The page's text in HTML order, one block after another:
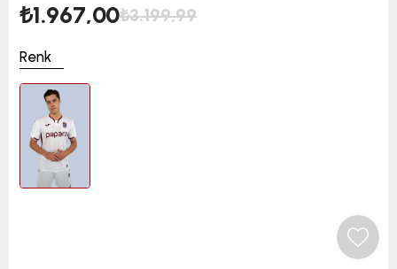
₺3.199,99
₺1.967,00
Renk